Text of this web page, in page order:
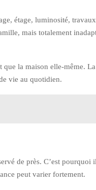
étage, luminosité,
mais totalement
la maison elle-même.
vie au quotidien.
de près. C’est pourquoi
peut varier fortement.